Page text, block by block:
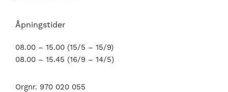
Åpningstider
08.00 – 15.00 (15/5 – 15/9)
08.00 – 15.45 (16/9 – 14/5)
Orgnr. 970 020 055